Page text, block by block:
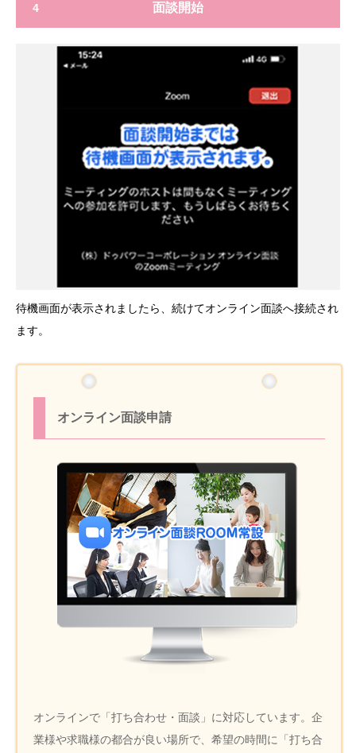
4 面談開始
待機画面が表示されましたら、続けてオンライン面談へ接続され
ます。
オンライン面談申請
オンラインで「打ち合わせ・面談」に対応しています。企
業様や求職様の都合が良い場所で、希望の時間に「打ち合